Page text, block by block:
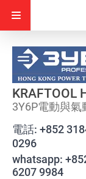
KRAFTOOL
3Y6P電動與氣
電話: +852
0296
whatsapp:
6207 9984